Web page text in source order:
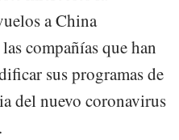
a China
compañías que han
sus programas de
del nuevo coronavirus